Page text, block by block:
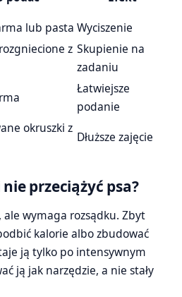
lub pasta Wyciszenie
z Skupienie na
zadaniu
Łatwiejsze
podanie
okruszki z
Dłuższe zajęcie
przeciążyć psa?
wymaga rozsądku. Zbyt
kalorie albo zbudować
ją tylko po intensywnym
ją jak narzędzie, a nie stały